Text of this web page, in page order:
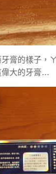
膏的樣子，
偉大的牙膏…